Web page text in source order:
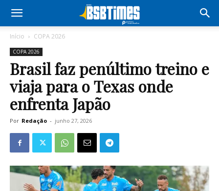
Início COPA 2026
COPA 2026
Brasil faz penúltimo treino e
viaja para o Texas onde
enfrenta Japão
Por Redação - junho 27, 2026